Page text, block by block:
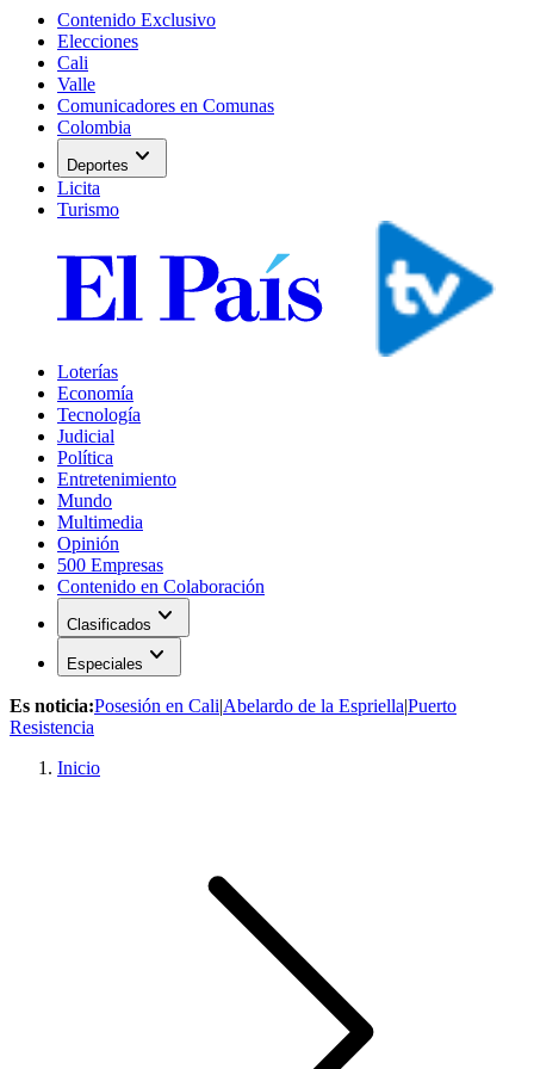
Contenido Exclusivo
Elecciones
Cali
Valle
Comunicadores en Comunas
Colombia
Deportes expand_more
Licita
Turismo
Loterías
Economía
Tecnología
Judicial
Política
Entretenimiento
Mundo
Multimedia
Opinión
500 Empresas
Contenido en Colaboración
Clasificados expand_more
Especiales expand_more
Es noticia:Posesión en Cali|Abelardo de la Espriella|Puerto
Resistencia
Inicio